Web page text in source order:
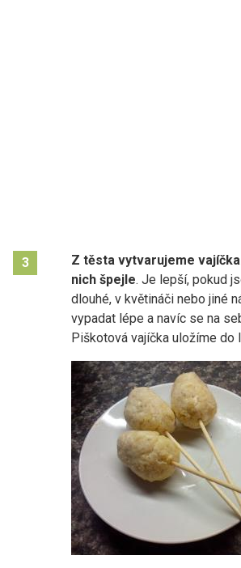
3 Z těsta vytvarujeme vajíčka
nich špejle. Je lepší, pokud
dlouhé, v květináči nebo jiné
vypadat lépe a navíc se na
Piškotová vajíčka uložíme do